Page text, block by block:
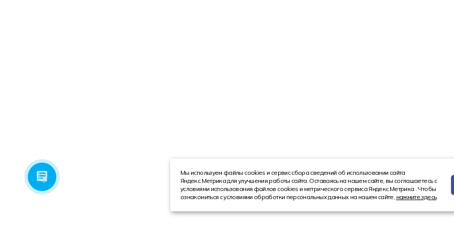
Мы используем файлы cookies и сервис сбора сведений об использовании сайта
Яндекс.Метрика для улучшения работы сайта. Оставаясь на нашем сайте, вы соглашаетесь с
условиями использования файлов cookies и метрического сервиса Яндекс.Метрика . Чтобы
ознакомиться с условиями обработки персональных данных на нашем сайте, нажмите здесь.